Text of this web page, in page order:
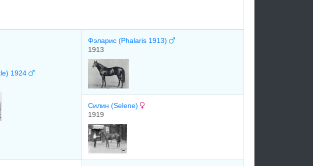
1924
Фэларис (Phalaris 1913)
1913
Силин (Selene)
1919